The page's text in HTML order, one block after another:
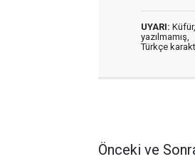
UYARI:
yazılmamış,
Türkçe
Önceki ve